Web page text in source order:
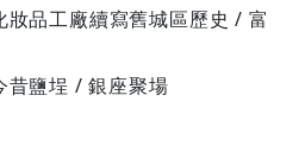
品工廠續寫舊城區歷史 / 富
昔鹽埕 / 銀座聚場